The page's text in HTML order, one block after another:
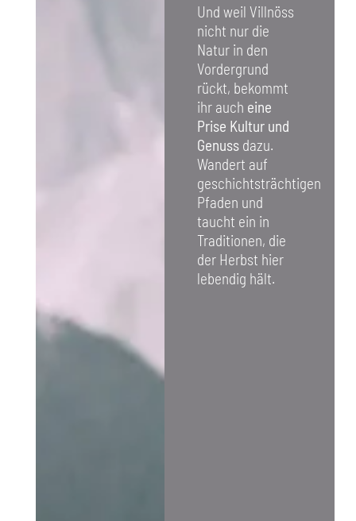
Und weil Villnöss
nicht nur die
Natur in den
Vordergrund
rückt, bekommt
ihr auch eine
Prise Kultur und
Genussdazu.
Wandert auf
geschichtsträchtigen
Pfaden und
taucht ein in
Traditionen, die
der Herbst hier
lebendig hält.